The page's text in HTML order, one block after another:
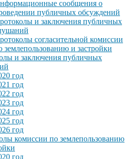
сообщения о
публичных обсуждений
и заключения публичных
согласительной комиссии
землепользованию и застройки
и заключения публичных
год
год
год
год
год
год
год
комиссии по землепользованию
год